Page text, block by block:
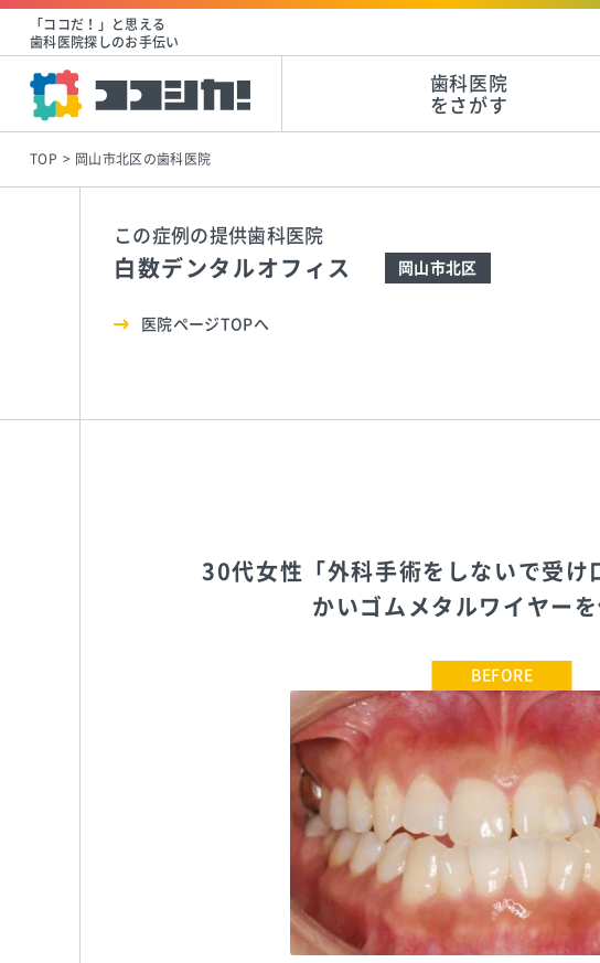
「ココだ！」と思える
歯科医院探しのお手伝い
歯科医院
をさがす
TOP 岡山市北区の歯科医院
この症例の提供歯科医院
白数デンタルオフィス 岡山市北区
医院ページTOPへ
30代女性「外科手術をしないで受け
かいゴムメタルワイヤー
白数デンタルオフィス